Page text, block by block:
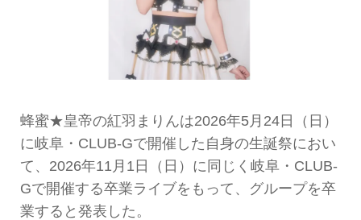
蜂蜜★皇帝の紅羽まりんは2026年5月24日（日）
に岐阜・CLUB-Gで開催した自身の生誕祭におい
て、2026年11月1日（日）に同じく岐阜・CLUB-
Gで開催する卒業ライブをもって、グループを卒
業すると発表した。